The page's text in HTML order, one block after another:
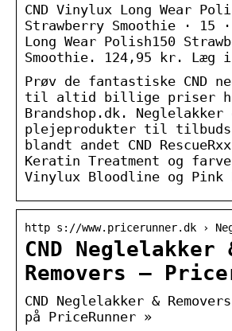
CND Vinylux Long Wear
Strawberry Smoothie · 15 ·
Long Wear Polish150
Smoothie. 124,95 kr. Læg
Prøv de fantastiske CND
til altid billige priser
Brandshop.dk. Neglelakker
plejeprodukter til
blandt andet CND
Keratin Treatment og
Vinylux Bloodline og
http s://www.pricerunner.dk ›
CND Neglelakker
Removers –
CND Neglelakker &
på PriceRunner »